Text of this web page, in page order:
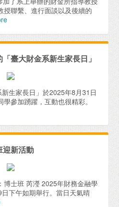
授聯繫、進行面談以及後續的
臺大財金系新生家長日」
生家長日」於2025年8月31日
參加踴躍，互動也很精彩。
迎新活動
博士班 芮瀅 2025年財務金融學
下午如期舉行。當日天氣晴